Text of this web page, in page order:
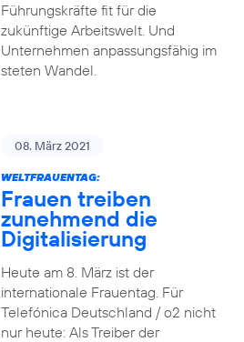
Führungskräfte fit für die
zukünftige Arbeitswelt. Und
Unternehmen anpassungsfähig im
steten Wandel.
08. März 2021
WELTFRAUENTAG:
Frauen treiben
zunehmend die
Digitalisierung
Heute am 8. März ist der
internationale Frauentag. Für
Telefónica Deutschland / o2 nicht
nur heute: Als Treiber der